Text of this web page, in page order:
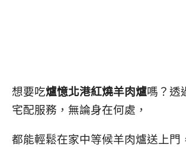
想要吃爐憶北港紅燒羊肉爐嗎？透
宅配服務，無論身在何處，
都能輕鬆在家中等候羊肉爐送上門